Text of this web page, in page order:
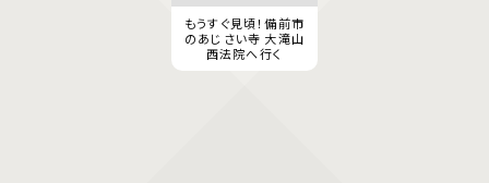
もうすぐ見頃！備前市
のあじさい寺 大滝山
西法院へ行く